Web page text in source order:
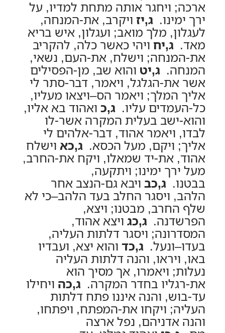
ארכה; ויחגר אותה מתחת למדיו, על
ירך ימינו.ג,יז ויקרב, את-המנחה,
לעגלון, מלך מואב; ועגלון, איש בריא
מאד.ג,יחויהי כאשר כלה, להקריב
את-המנחה; וישלח, את-העם, נשאי,
המנחה.ג,יט והוא שב, מן-הפסילים
אשר את-הגלגל, ויאמר, דבר-סתר לי
אליך המלך; ויאמר הס–ויצאו מעליו,
כל-העמדים עליו.ג,כ ואהוד בא אליו,
והוא-ישב בעלית המקרה אשר-לו
לבדו, ויאמר אהוד, דבר-אלהים לי
אליך; ויקם, מעל הכסא.ג,כא וישלח
אהוד, את-יד שמאלו, ויקח את-החרב,
מעל ירך ימינו; ויתקעה,
בבטנו.ג,כב ויבא גם-הנצב אחר
הלהב, ויסגר החלב בעד הלהב–כי לא
שלף החרב, מבטנו; ויצא,
הפרשדנה.ג,כג ויצא אהוד,
המסדרונה; ויסגר דלתות העליה,
בעדו–ונעל.ג,כד והוא יצא, ועבדיו
באו, ויראו, והנה דלתות העליה
נעלות; ויאמרו, אך מסיך הוא
את-רגליו בחדר המקרה.ג,כה ויחילו
עד-בוש, והנה איננו פתח דלתות
העליה; ויקחו את-המפתח, ויפתחו,
והנה אדניהם, נפל ארצה